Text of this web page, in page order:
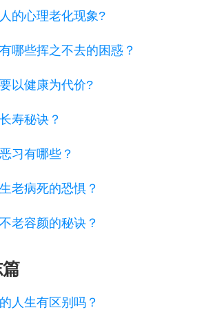
的心理老化现象?
哪些挥之不去的困惑？
以健康为代价?
寿秘诀？
习有哪些？
老病死的恐惧？
老容颜的秘诀？
人生有区别吗？